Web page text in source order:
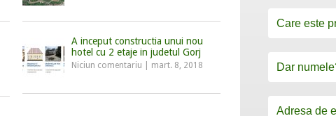
A inceput constructia unui nou
hotel cu 2 etaje in judetul Gorj
Niciun comentariu mart. 8, 2018